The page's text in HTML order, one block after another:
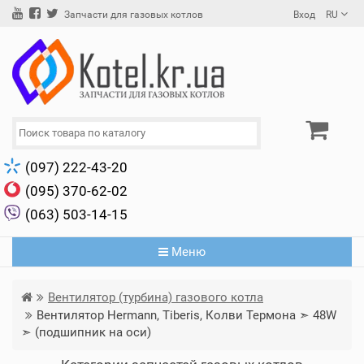
Запчасти для газовых котлов Вход RU
(097) 222-43-20
(095) 370-62-02
(063) 503-14-15
Меню
Вентилятор (турбина) газового котла
Вентилятор Hermann, Tiberis, Колви Термона ➣ 48W
➣ (подшипник на оси)